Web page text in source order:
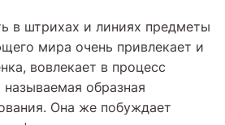
в штрихах и линиях предметы
мира очень привлекает и
вовлекает в процесс
образная
Она же побуждает